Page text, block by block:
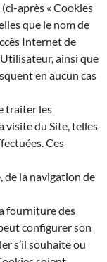
après « Cookies
que le nom de
Internet de
ainsi que
en aucun cas
traiter les
visite du Site, telles
Ces
de la navigation de
fourniture des
configurer son
s’il souhaite ou